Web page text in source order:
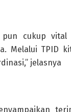
pun cukup
Melalui TPID
jelasnya